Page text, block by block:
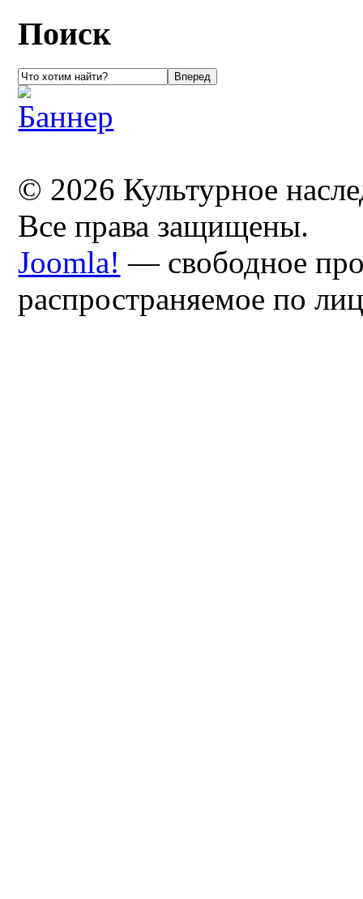
Поиск
© 2026 Культурное
Все права защищены.
Joomla! — свободное
распространяемое по